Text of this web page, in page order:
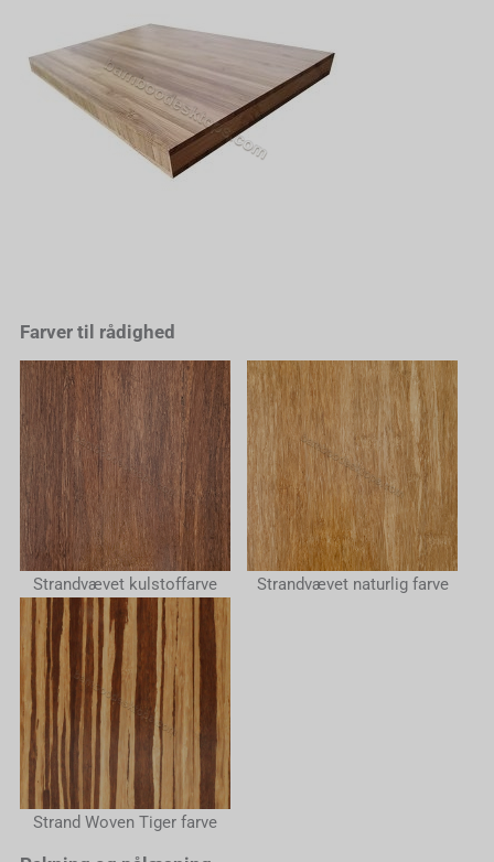
Farver til rådighed
Strandvævet kulstoffarve Strandvævet naturlig farve
Strand Woven Tiger farve